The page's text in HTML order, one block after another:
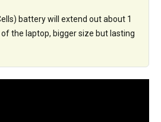
battery will extend out about 1
the laptop, bigger size but lasting